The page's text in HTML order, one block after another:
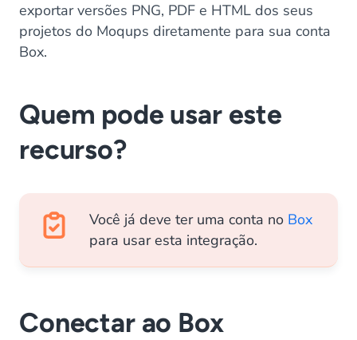
exportar versões PNG, PDF e HTML dos seus
projetos do Moqups diretamente para sua conta
Box.
Quem pode usar este
recurso?
Você já deve ter uma conta no Box
para usar esta integração.
Conectar ao Box